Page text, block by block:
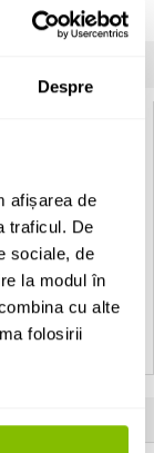
Despre
afișarea de
traficul. De
sociale, de
la modul în
cu alte
folosirii